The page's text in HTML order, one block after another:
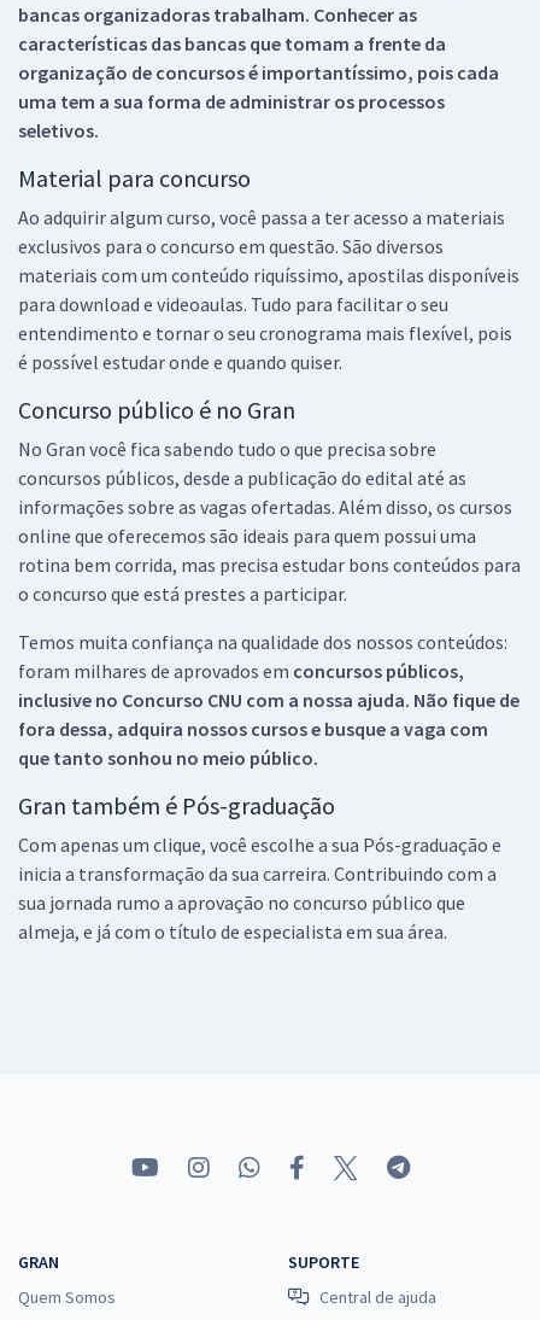
bancas organizadoras trabalham. Conhecer as
características das bancas que tomam a frente da
organização de concursos é importantíssimo, pois cada
uma tem a sua forma de administrar os processos
seletivos.
Material para concurso
Ao adquirir algum curso, você passa a ter acesso a materiais
exclusivos para o concurso em questão. São diversos
materiais com um conteúdo riquíssimo, apostilas disponíveis
para download e videoaulas. Tudo para facilitar o seu
entendimento e tornar o seu cronograma mais flexível, pois
é possível estudar onde e quando quiser.
Concurso público é no Gran
No Gran você fica sabendo tudo o que precisa sobre
concursos públicos, desde a publicação do edital até as
informações sobre as vagas ofertadas. Além disso, os cursos
online que oferecemos são ideais para quem possui uma
rotina bem corrida, mas precisa estudar bons conteúdos para
o concurso que está prestes a participar.
Temos muita confiança na qualidade dos nossos conteúdos:
foram milhares de aprovados em concursos públicos,
inclusive no Concurso CNU com a nossa ajuda. Não fique de
fora dessa, adquira nossos cursos e busque a vaga com
que tanto sonhou no meio público.
Gran também é Pós-graduação
Com apenas um clique, você escolhe a sua Pós-graduação e
inicia a transformação da sua carreira. Contribuindo com a
sua jornada rumo a aprovação no concurso público que
almeja, e já com o título de especialista em sua área.
GRAN
Quem Somos
SUPORTE
Central de ajuda